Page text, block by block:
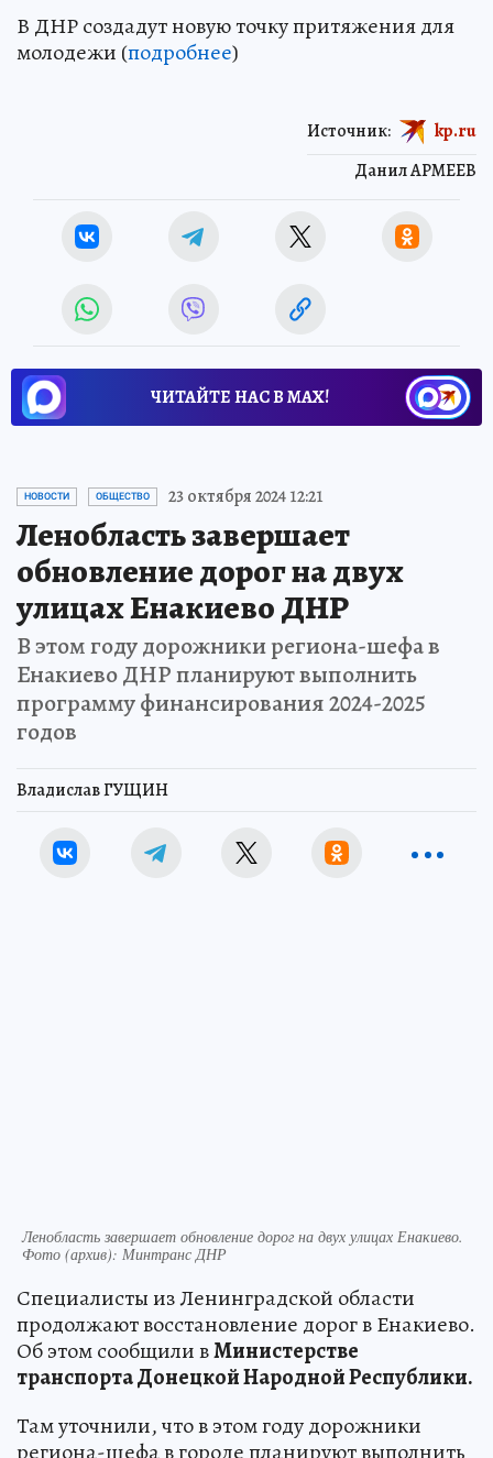
В ДНР создадут новую точку притяжения для
молодежи (подробнее)
Данил АРМЕЕВ
Источник: kp.ru
ЧИТАЙТЕ НАС В МАХ!
НОВОСТИ ОБЩЕСТВО 23 октября 2024 12:21
Ленобласть завершает
обновление дорог на двух
улицах Енакиево ДНР
В этом году дорожники региона-шефа в
Енакиево ДНР планируют выполнить
программу финансирования 2024-2025
годов
Владислав ГУЩИН
Ленобласть завершает обновление дорог на двух улицах Енакиево.
Фото (архив): Минтранс ДНР
Специалисты из Ленинградской области
продолжают восстановление дорог в Енакиево.
Об этом сообщили вМинистерстве
транспорта Донецкой Народной Республики.
Там уточнили, что в этом году дорожники
региона-шефа в городе планируют выполнить